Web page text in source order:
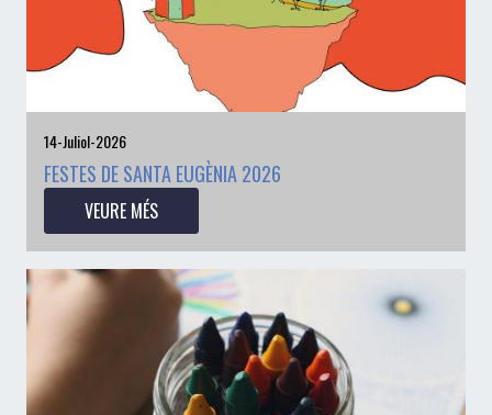
14-Juliol-2026
FESTES DE SANTA EUGÈNIA 2026
VEURE MÉS